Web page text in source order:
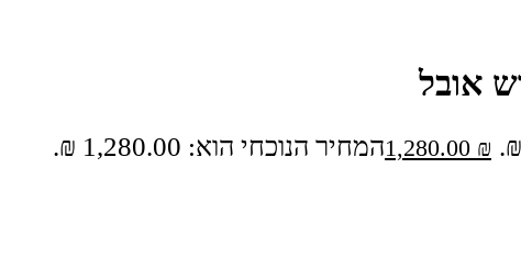
1,280.00 ₪ המחיר הנוכחי הוא: 1,280.00 ₪.